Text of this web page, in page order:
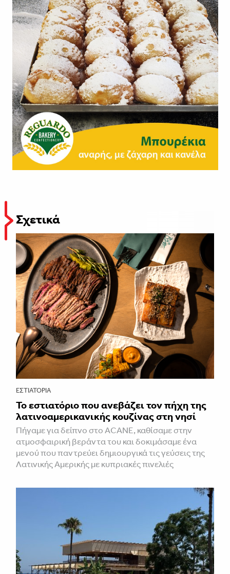
Σχετικά
ΕΣΤΙΑΤΌΡΙΑ
Το εστιατόριο που ανεβάζει τον πήχη της
λατινοαμερικανικής κουζίνας στη νησί
Πήγαμε για δείπνο στο ACANE, καθίσαμε στην
ατμοσφαιρική βεράντα του και δοκιμάσαμε ένα
μενού που παντρεύει δημιουργικά τις γεύσεις της
Λατινικής Αμερικής με κυπριακές πινελιές